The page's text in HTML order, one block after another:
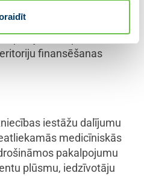
sadarbību un nodrošinātu
pieejamību, plānots
finansēšanas
iestāžu dalījumu
medicīniskās
pakalpojumu
plūsmu, iedzīvotāju